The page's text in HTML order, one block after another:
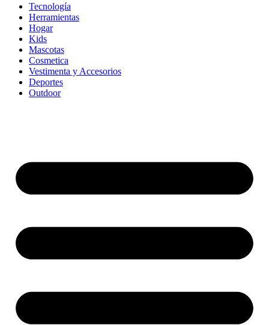
Tecnología
Herramientas
Hogar
Kids
Mascotas
Cosmetica
Vestimenta y Accesorios
Deportes
Outdoor